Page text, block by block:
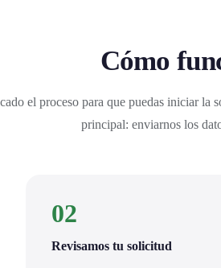
Cómo
el proceso para que puedas iniciar la
principal: enviarnos los
02
Revisamos tu solicitud